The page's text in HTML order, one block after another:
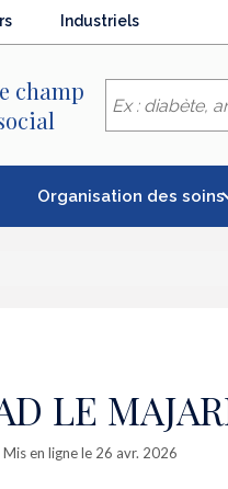
Industriels
champ
Organisation des soins
LE
Mis en ligne le 26 avr. 2026